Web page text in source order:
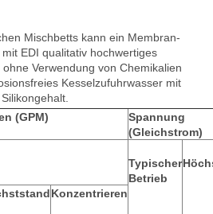
Mischbetts kann ein Membran-
EDI qualitativ hochwertiges
Verwendung von Chemikalien
Kesselzufuhrwasser mit
(GPM)
Spannung
(Gleichstrom)
Typischer
Betrieb
Konzentrieren